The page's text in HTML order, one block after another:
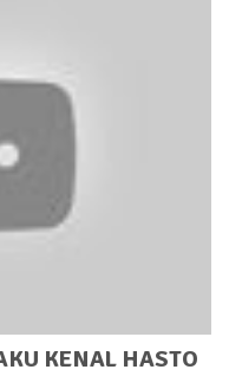
KENAL HASTO